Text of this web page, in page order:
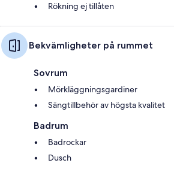
Rökning ej tillåten
Bekvämligheter på rummet
Sovrum
Mörkläggningsgardiner
Sängtillbehör av högsta kvalitet
Badrum
Badrockar
Dusch